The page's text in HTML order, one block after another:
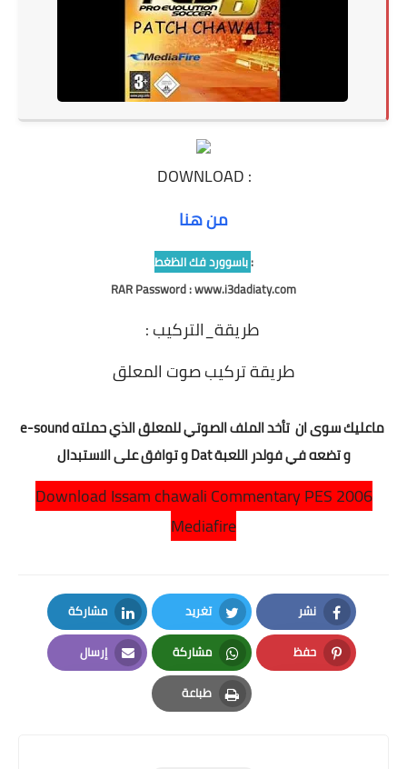
DOWNLOAD :
من هنا
باسوورد فك الظغط:
RARPassword :www.i3dadiaty.com
: طريقة_التركيب
طريقة تركيب صوت المعلق
ماعليك سوى ان
تأخد الملف الصوتي للمعلق الذي حملته e-sound
و تضعه في فولدر اللعبة Dat و توافق على الاستبدال
Download Issam chawali Commentary PES 2006
Mediafire
نشر
Facebook
تغريد
Twitter
مشاركة
LinkedIn
حفظ
Pinterest
مشاركة
Whatsapp
إرسال
Email
طباعة
Print